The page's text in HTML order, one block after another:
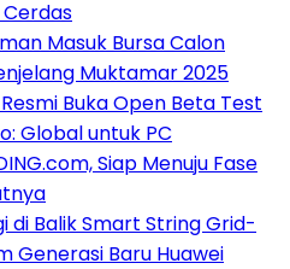
Cerdas
Masuk Bursa Calon
Muktamar 2025
Buka Open Beta Test
Global untuk PC
Siap Menuju Fase
di Balik Smart String Grid-
Generasi Baru Huawei